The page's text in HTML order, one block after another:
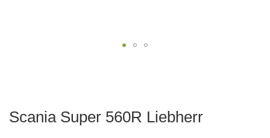
the
Scania Super 560R Liebherr